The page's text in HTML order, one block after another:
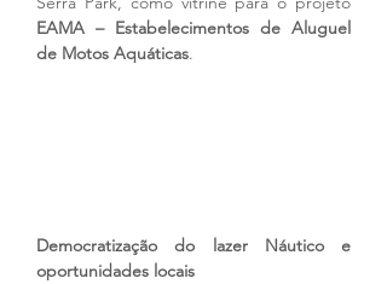
EAMA – Estabelecimentos de Aluguel
de Motos Aquáticas.
Democratização do lazer Náutico e
oportunidades locais